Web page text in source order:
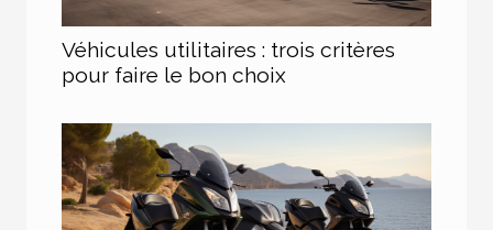
Véhicules utilitaires : trois critères
pour faire le bon choix